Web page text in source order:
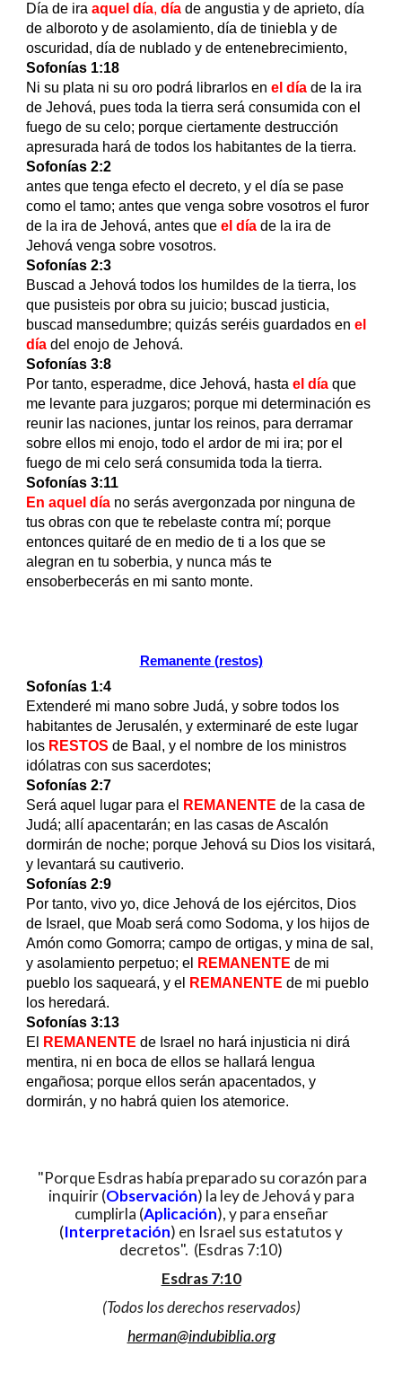
Día de iraaquel día,día de angustia y de aprieto, día
de alboroto y de asolamiento, día de tiniebla y de
oscuridad, día de nublado y de entenebrecimiento,
Sofonías 1:18
Ni su plata ni su oro podrá librarlos en el día de la ira
de Jehová, pues toda la tierra será consumida con el
fuego de su celo; porque ciertamente destrucción
apresurada hará de todos los habitantes de la tierra.
Sofonías 2:2
antes que tenga efecto el decreto, y el día se pase
como el tamo; antes que venga sobre vosotros el furor
de la ira de Jehová, antes queel día de la ira de
Jehová venga sobre vosotros.
Sofonías 2:3
Buscad a Jehová todos los humildes de la tierra, los
que pusisteis por obra su juicio; buscad justicia,
buscad mansedumbre; quizás seréis guardados enel
día del enojo de Jehová.
Sofonías 3:8
Por tanto, esperadme, dice Jehová, hastael día que
me levante para juzgaros; porque mi determinación es
reunir las naciones, juntar los reinos, para derramar
sobre ellos mi enojo, todo el ardor de mi ira; por el
fuego de mi celo será consumida toda la tierra.
Sofonías 3:11
En aquel día no serás avergonzada por ninguna de
tus obras con que te rebelaste contra mí; porque
entonces quitaré de en medio de ti a los que se
alegran en tu soberbia, y nunca más te
ensoberbecerás en mi santo monte.
Remanente (restos)
Sofonías 1:4
Extenderé mi mano sobre Judá, y sobre todos los
habitantes de Jerusalén, y exterminaré de este lugar
los RESTOS de Baal, y el nombre de los ministros
idólatras con sus sacerdotes;
Sofonías 2:7
Será aquel lugar para el
REMANENTE de la casa de
Judá; allí apacentarán; en las casas de Ascalón
dormirán de noche; porque Jehová su Dios los visitará,
y levantará su cautiverio.
Sofonías 2:9
Por tanto, vivo yo, dice Jehová de los ejércitos, Dios
de Israel, que Moab será como Sodoma, y los hijos de
Amón como Gomorra; campo de ortigas, y mina de sal,
y asolamiento perpetuo; el
REMANENTE de mi
pueblo los saqueará, y el
REMANENTEde mi pueblo
los heredará.
Sofonías 3:13
El
REMANENTE de Israel no hará injusticia ni dirá
mentira, ni en boca de ellos se hallará lengua
engañosa; porque ellos serán apacentados, y
dormirán, y no habrá quien los atemorice.
"Porque Esdras había preparado su corazón para
inquirir (Observación) la ley de Jehová y para
cumplirla (Aplicación), y para enseñar
(Interpretación) en Israel sus estatutos y
decretos". (Esdras 7:10)
Esdras 7:10
(Todos los derechos reservados)
herman@indubiblia.org